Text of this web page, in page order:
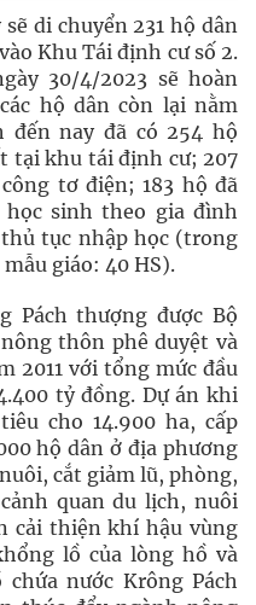
di chuyển 231 hộ dân
Khu Tái định cư số 2.
30/4/2023 sẽ hoàn
hộ dân còn lại nằm
đến nay đã có 254 hộ
tại khu tái định cư; 207
tơ điện; 183 hộ đã
sinh theo gia đình
tục nhập học (trong
mẫu giáo: 40 HS).
Pách thượng được Bộ
thôn phê duyệt và
2011 với tổng mức đầu
tỷ đồng. Dự án khi
cho 14.900 ha, cấp
hộ dân ở địa phương
cắt giảm lũ, phòng,
quan du lịch, nuôi
cải thiện khí hậu vùng
lồ của lòng hồ và
nước Krông Pách